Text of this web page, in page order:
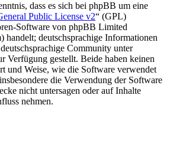
dass es sich bei phpBB um eine
Public License v2“ (GPL)
Software von phpBB Limited
handelt; deutschsprachige Informationen
Community unter
Verfügung gestellt. Beide haben keinen
und Weise, wie die Software verwendet
die Verwendung der Software
nicht untersagen oder auf Inhalte
nehmen.